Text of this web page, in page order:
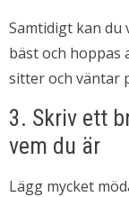
Samtidigt kan du
bäst och hoppas
sitter och väntar
3. Skriv ett
vem du är
Lägg mycket